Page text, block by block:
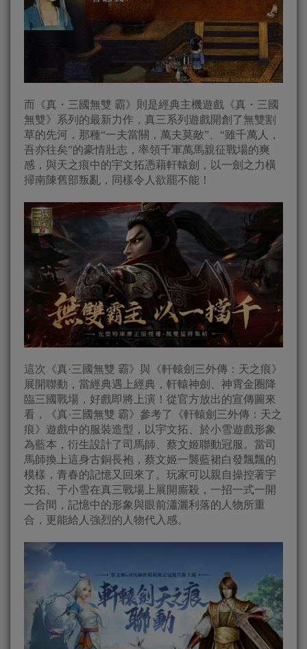
而《真・三國無雙 霸》則是經典主機遊戲《真・三國
無雙》系列的最新力作，真三系列遊戲開創了無雙割
草的先河，那種“一夫當關，萬夫莫敵”、“雖千萬人，
吾亦往矣”的豪情壯志，率領千軍萬馬親征戰場的爽
感，與天之痕中的宇文拓憑藉軒轅劍，以一劍之力橫
掃南陳舊部叛亂，同樣令人欲罷不能！
這次《真·三國無雙 霸》與《軒轅劍三外傳：天之痕》
展開聯動，當經典遇上經典，軒轅神劍、神霄金圈降
臨三國戰場，好戲即將上演！從官方放出的宣傳圖來
看，《真·三國無雙 霸》參考了《軒轅劍三外傳：天之
痕》遊戲中的服裝造型，以宇文拓、於小雪遊戲形象
為藍本，衍生設計了司馬師、蔡文姬聯動冠服。當司
馬師換上這身古銅長袍，蔡文姬一襲藍裙白發飄飄的
模樣，青春的記憶又回來了。玩家可以親自操控著宇
文拓、于小雪在真三戰場上展開廝殺，一招一式一開
一合間，記憶中的形象與眼前瀟灑利落的人物所重
合，更能給人強烈的人物代入感。